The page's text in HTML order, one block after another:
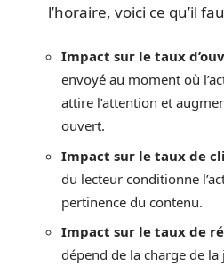
l’horaire, voici ce qu’il
Impact sur le taux
envoyé au moment où
attire l’attention et
ouvert.
Impact sur le taux de
du lecteur conditionne
pertinence du contenu.
Impact sur le taux de
dépend de la charge de